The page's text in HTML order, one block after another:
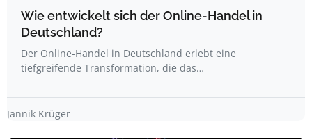
Wie entwickelt sich der Online-Handel in
Deutschland?
Der Online-Handel in Deutschland erlebt eine
tiefgreifende Transformation, die das…
Jannik Krüger